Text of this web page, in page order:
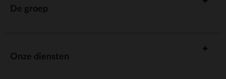
De groep
Onze diensten